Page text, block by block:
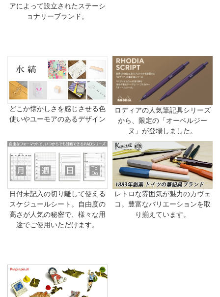
アによって設立されたステーシ
ョナリーブランド。
どこか懐かしさを感じさせる色
使いやユーモアのあるデザイン
ロディアの人気筆記具シリーズ
から、限定の「オーベルジー
ヌ」が登場しました。
日付未記入の切り離して使える
スケジュールシート。自由度の
高さが人気の秘密で、様々な用
途でご使用いただけます。
レトロな雰囲気が魅力のカヴェ
コ。豊富なバリエーションを取
り揃えています。